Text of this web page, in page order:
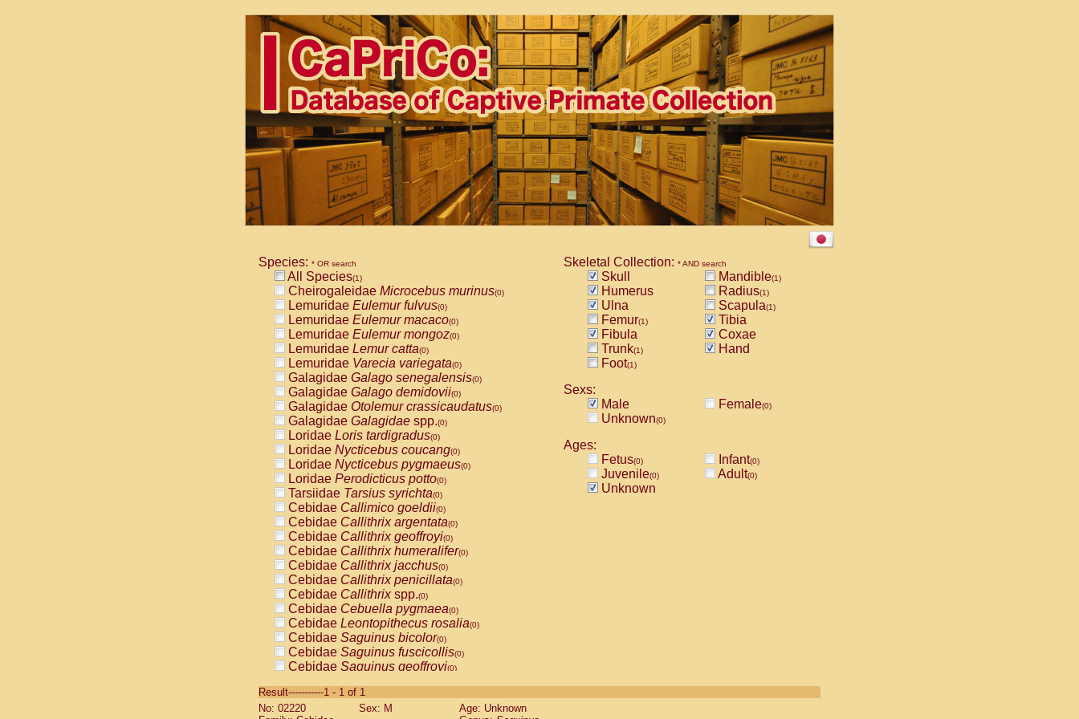
Species: * OR search
All Species(1)
Cheirogaleidae Microcebus murinus(0)
Lemuridae Eulemur fulvus(0)
Lemuridae Eulemur macaco(0)
Lemuridae Eulemur mongoz(0)
Lemuridae Lemur catta(0)
Lemuridae Varecia variegata(0)
Galagidae Galago senegalensis(0)
Galagidae Galago demidovii(0)
Galagidae Otolemur crassicaudatus(0)
Galagidae Galagidae spp.(0)
Loridae Loris tardigradus(0)
Loridae Nycticebus coucang(0)
Loridae Nycticebus pygmaeus(0)
Loridae Perodicticus potto(0)
Tarsiidae Tarsius syrichta(0)
Cebidae Callimico goeldii(0)
Cebidae Callithrix argentata(0)
Cebidae Callithrix geoffroyi(0)
Cebidae Callithrix humeralifer(0)
Cebidae Callithrix jacchus(0)
Cebidae Callithrix penicillata(0)
Cebidae Callithrixspp.(0)
Cebidae Cebuella pygmaea(0)
Cebidae Leontopithecus rosalia(0)
Cebidae Saguinus bicolor(0)
Cebidae Saguinus fuscicollis(0)
Cebidae Saguinus geoffroyi(0)
CebidaeSaguinus labiatus(0)
Cebidae Saguinus leucopus (0)
Skeletal Collection: * AND search
Skull Mandible(1)
Humerus Radius(1)
Ulna Scapula(1)
Femur(1)
Tibia
Fibula
Coxae
Trunk(1)
Hand
Foot(1)
Sexs:
Male
Female(0)
Unknown(0)
Ages:
Fetus(0) Infant(0)
Juvenile(0) Adult(0)
Unknown
Result-----------1 - 1 of 1
No: 02220
Sex: M
Age: Unknown